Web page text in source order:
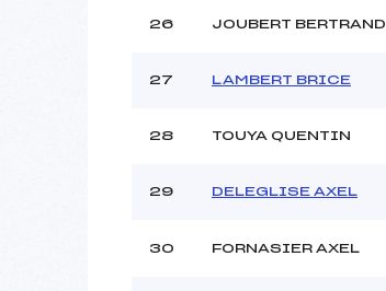
26 JOUBERT BERTRAND
27 LAMBERT BRICE
28 TOUYA QUENTIN
29 DELEGLISE AXEL
30 FORNASIER AXEL